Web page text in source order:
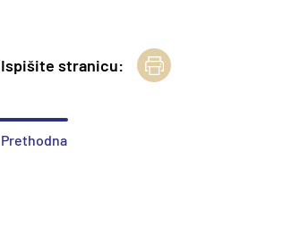
Ispišite stranicu:
Prethodna